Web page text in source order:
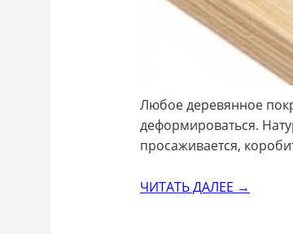
Любое деревянное
деформироваться.
просаживается,
ЧИТАТЬ ДАЛЕЕ →